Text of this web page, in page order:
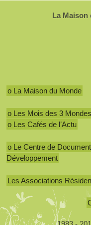
La Maison
o La Maison du Monde
o Les Mois des 3 Mondes
o Les Cafés de l’Actu
o Le Centre de
Développement
Les Associations